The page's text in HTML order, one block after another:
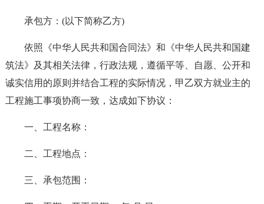
承包方：(以下简称乙方)
依照《中华人民共和国合同法》和《中华人民共和国建
筑法》及其相关法律，行政法规，遵循平等、自愿、公开和
诚实信用的原则并结合工程的实际情况，甲乙双方就业主的
工程施工事项协商一致，达成如下协议：
一、工程名称：
二、工程地点：
三、承包范围：